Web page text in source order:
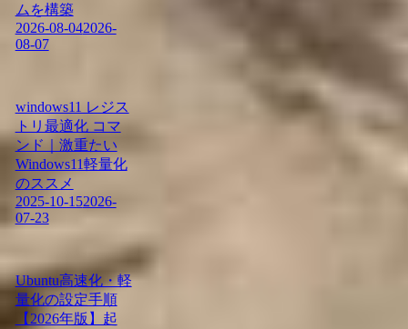
ムを構築
2026-08-042026-
08-07
windows11 レジス
トリ最適化 コマ
ンド｜激重たい
Windows11軽量化
のススメ
2025-10-152026-
07-23
Ubuntu高速化・軽
量化の設定手順
【2026年版】起